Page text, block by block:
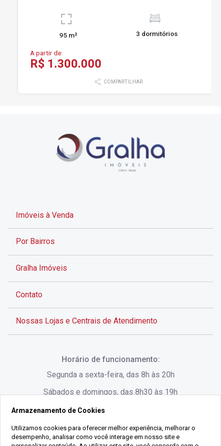
95 m² 3 dormitórios
A partir de:
R$ 1.300.000
COMPARTILHAR
Imóveis à Venda
Por Bairros
Gralha Imóveis
Contato
Nossas Lojas e Centrais de Atendimento
Rua Lauro Linhares, 1080 - Trindade, Florianópolis -
SC
(48) 3220-1045
Horário de funcionamento:
Segunda a sexta-feira, das 8h às 20h
Sábados e domingos, das 8h30 às 19h
Armazenamento de Cookies
Utilizamos cookies para oferecer melhor experiência, melhorar o
desempenho, analisar como você interage em nosso site e